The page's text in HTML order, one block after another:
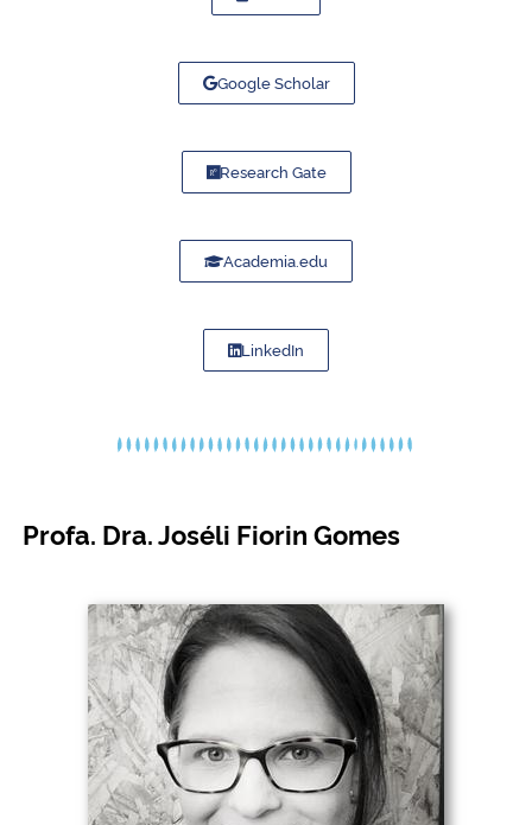
Google Scholar
Research Gate
Academia.edu
LinkedIn
Profa. Dra. Joséli Fiorin Gomes